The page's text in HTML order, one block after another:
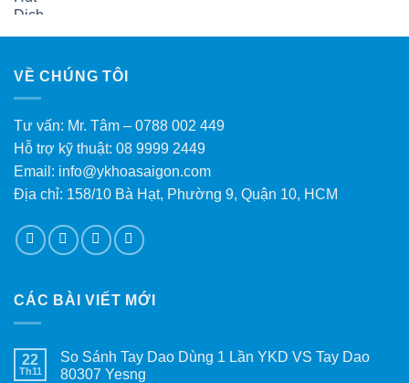
VỀ CHÚNG TÔI
Tư vấn: Mr. Tâm – 0788 002 449
Hỗ trợ kỹ thuật: 08 9999 2449
Email: info@ykhoasaigon.com
Địa chỉ: 158/10 Bà Hạt, Phường 9, Quận 10, HCM
CÁC BÀI VIẾT MỚI
22
Th11
So Sánh Tay Dao Dùng 1 Lần YKD VS Tay Dao
80307 Yesng